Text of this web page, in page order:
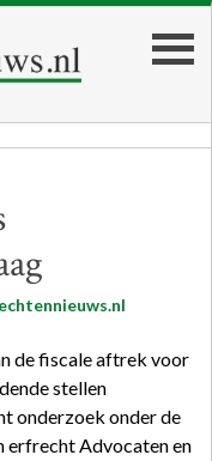
de fiscale aftrek voor
stellen
onderzoek onder de
erfrecht Advocaten en